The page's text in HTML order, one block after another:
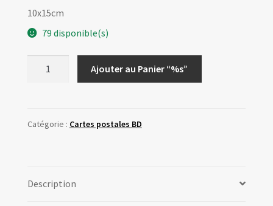
10x15cm
79 disponible(s)
Expo
Ajouter au Panier “%s”
Catégorie : Cartes postales BD
Description